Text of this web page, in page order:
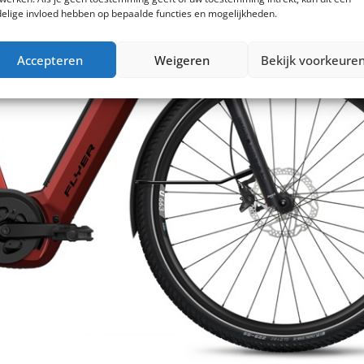
invloed hebben op bepaalde functies en mogelijkheden.
Accepteren Weigeren Bekijk